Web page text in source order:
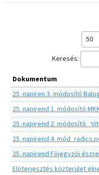
Keresés:
Dokumentum
25. napiren 3. módosító
25. napirend 1. módosító
25. napirend 2. módosító_
25. napirend 4.
25. napirend Föjegyzöi
Elöterjesztés közterület